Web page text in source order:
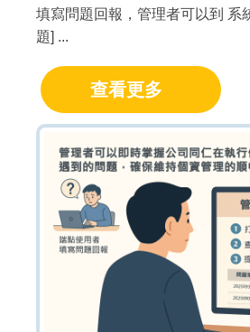
填寫問題回報，管理者可以到 系
題] ...
查看更多